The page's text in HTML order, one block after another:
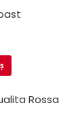
Rossa